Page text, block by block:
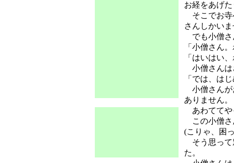
お経をあげ
そこでお寺
さんしかいま
でも小僧さ
「小僧さん
「はいはい
小僧さんは
「では、は
小僧さんが
ありません。
あわててや
この小僧さ
(こりゃ、困
そう思って
た。